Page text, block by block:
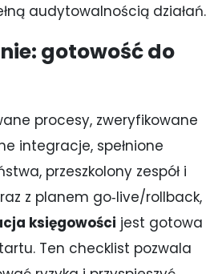
audytowalnością działań.
gotowość do
procesy, zweryfikowane
integracje, spełnione
przeszkolony zespół i
z planem go‑live/rollback,
księgowości jest gotowa
Ten checklist pozwala